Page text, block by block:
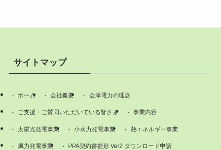
サイトマップ
ホーム 会社概要 会津電力の理念
ご支援・ご賛同いただいている皆さま 事業内容
太陽光発電事業 小水力発電事業 熱エネルギー事業
風力発電事業 PPA契約書雛形 Ver2 ダウンロード申請